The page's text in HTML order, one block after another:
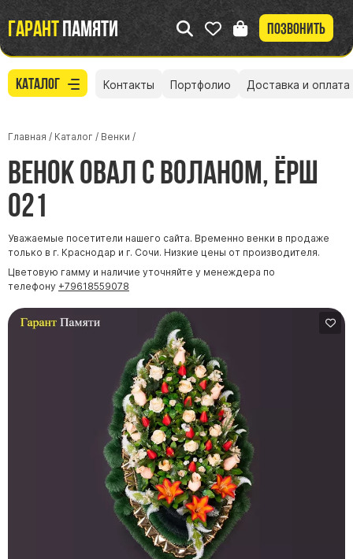
Гарантпамяти Позвонить
Каталог
Участникам СВО
Памятники из гранита
Памятники из мрамора
Элитные памятники
Резные памятники
Мемориальные комплексы
Памятники с полноформатным фото
Склеп
Cкульптуры ангел
Контакты Портфолио Доставка и оплата
Главная / Каталог / Венки /
Венок Овал с воланом, Ёрш
021
Уважаемые посетители нашего сайта. Временно венки в продаже
только в г. Краснодар и г. Сочи. Низкие цены от производителя.
Цветовую гамму и наличие уточняйте у менеждера по
телефону +79618559078